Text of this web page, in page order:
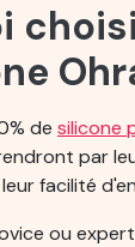
de silicone
par
facilité
ou